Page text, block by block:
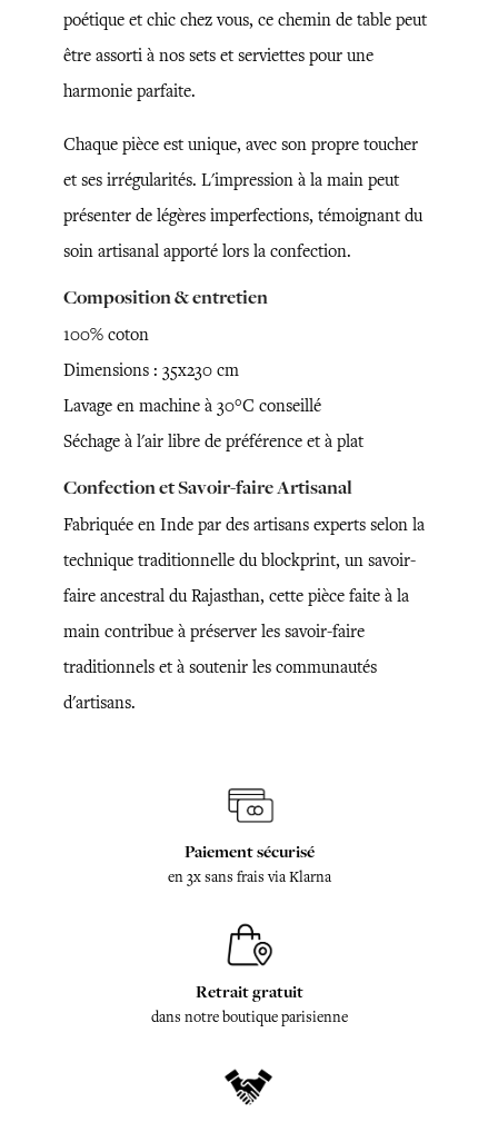
poétique et chic chez vous, ce chemin de table peut
être assorti à nos sets et serviettes pour une
harmonie parfaite.
Chaque pièce est unique, avec son propre toucher
et ses irrégularités. L'impression à la main peut
présenter de légères imperfections, témoignant du
soin artisanal apporté lors la confection.
Composition & entretien
100% coton
Dimensions : 35x230 cm
Lavage en machine à 30°C conseillé
Séchage à l'air libre de préférence et à plat
Confection et Savoir-faire Artisanal
Fabriquée en Inde par des artisans experts selon la
technique traditionnelle du blockprint, un savoir-
faire ancestral du Rajasthan, cette pièce faite à la
main contribue à préserver les savoir-faire
traditionnels et à soutenir les communautés
d'artisans.
Paiement sécurisé
en 3x sans frais via Klarna
Retrait gratuit
dans notre boutique parisienne